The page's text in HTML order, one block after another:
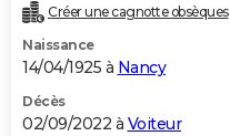
Créer une cagnotte obsèques
Naissance
14/04/1925 à Nancy
Décès
02/09/2022 à Voiteur